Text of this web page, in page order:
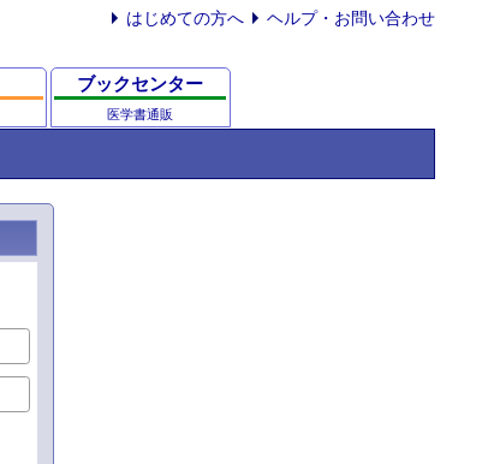
はじめての方へ ヘルプ・お問い合わせ
ブックセンター
医学書通販